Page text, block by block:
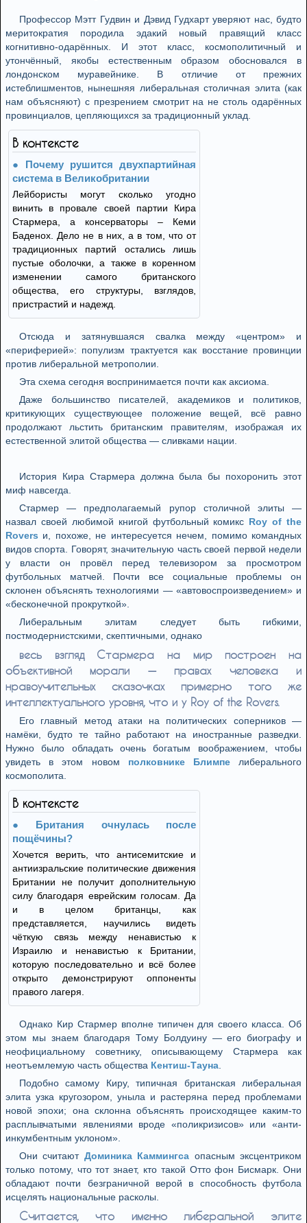
Профессор Мэтт Гудвин и Дэвид Гудхарт уверяют нас, будто
меритократия породила эдакий новый правящий класс
когнитивно-одарённых. И этот класс, космополитичный и
утончённый, якобы естественным образом обосновался в
лондонском муравейнике. В отличие от прежних
истеблишментов, нынешняя либеральная столичная элита (как
нам объясняют) с презрением смотрит на не столь одарённых
провинциалов, цепляющихся за традиционный уклад.
В контексте
Почему рушится двухпартийная
система в Великобритании
Лейбористы могут сколько угодно
винить в провале своей партии Кира
Стармера, а консерваторы – Кеми
Баденох. Дело не в них, а в том, что от
традиционных партий остались лишь
пустые оболочки, а также в коренном
изменении самого британского
общества, его структуры, взглядов,
пристрастий и надежд.
Отсюда и затянувшаяся свалка между «центром» и
«периферией»: популизм трактуется как восстание провинции
против либеральной метрополии.
Эта схема сегодня воспринимается почти как аксиома.
Даже большинство писателей, академиков и политиков,
критикующих существующее положение вещей, всё равно
продолжают льстить британским правителям, изображая их
естественной элитой общества — сливками нации.
История Кира Стармера должна была бы похоронить этот
миф навсегда.
Стармер — предполагаемый рупор столичной элиты —
назвал своей любимой книгой футбольный комикс Roy of the
Rovers и, похоже, не интересуется нечем, помимо командных
видов спорта. Говорят, значительную часть своей первой недели
у власти он провёл перед телевизором за просмотром
футбольных матчей. Почти все социальные проблемы он
склонен объяснять технологиями — «автовоспроизведением» и
«бесконечной прокруткой».
Либеральным элитам следует быть гибкими,
постмодернистскими, скептичными, однако
весь взгляд Стармера на мир построен на
объективной морали — правах человека и
нравоучительных сказочках примерно того же
интеллектуального уровня, что и у Roy of the Rovers.
Его главный метод атаки на политических соперников —
намёки, будто те тайно работают на иностранные разведки.
Нужно было обладать очень богатым воображением, чтобы
увидеть в этом новом полковнике Блимпелиберального
космополита.
В контексте
Британия очнулась после
пощёчины?
Хочется верить, что антисемитские и
антиизральские политические движения
Британии не получит дополнительную
силу благодаря еврейским голосам. Да
и в целом британцы, как
представляется, научились видеть
чёткую связь между ненавистью к
Израилю и ненавистью к Британии,
которую последовательно и всё более
открыто демонстрируют оппоненты
правого лагеря.
Однако Кир Стармер вполне типичен для своего класса. Об
этом мы знаем благодаря Тому Болдуину — его биографу и
неофициальному советнику, описывающему Стармера как
неотъемлемую часть общества Кентиш-Тауна
Подобно самому Киру, типичная британская либеральная
элита узка кругозором, уныла и растеряна перед проблемами
новой эпохи; она склонна объяснять происходящее каким-то
расплывчатыми явлениями вроде «поликризисов» или «анти-
инкумбентным уклоном».
Они считают Доминика Каммингса опасным эксцентриком
только потому, что тот знает, кто такой Отто фон Бисмарк. Они
обладают почти безграничной верой в способность футбола
исцелять национальные расколы.
Считается, что именно либеральной элите